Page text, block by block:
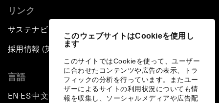
このウェブサイトはCookieを使用し
ます
このサイトではCookieを使って、ユーザー
に合わせたコンテンツや広告の表示、トラ
フィックの分析を行っています。またユー
ザーによるサイトの利用状況についても情
報を収集し、ソーシャルメディアや広告配
リンク
サステナビリティへの取り組み
採用情報 (英語のみ)
言語
EN ▪ES▪中文▪ 日本語